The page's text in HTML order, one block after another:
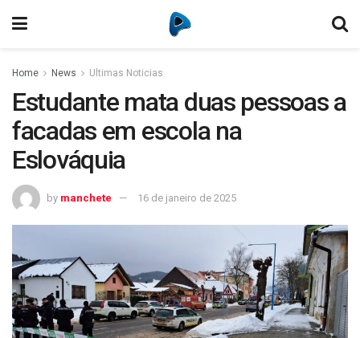
Home News Ultimas Noticias
Estudante mata duas pessoas a
facadas em escola na
Eslováquia
by manchete 16 de janeiro de 2025